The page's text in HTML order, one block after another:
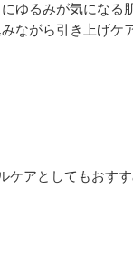
るみが気になる
ながら引き上げケ
アとしてもおすす